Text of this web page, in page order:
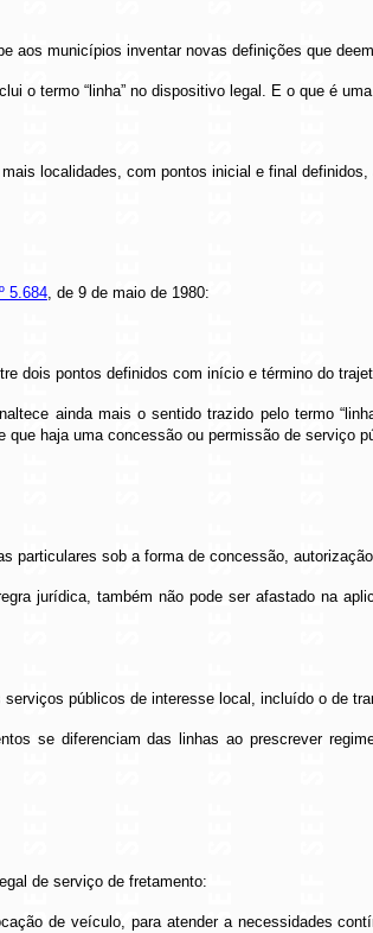
aos municípios inventar novas definições que
o termo “linha” no dispositivo legal. E o que é
localidades, com pontos inicial e final
5.684, de 9 de maio de 1980:
dois pontos definidos com início e término do
ainda mais o sentido trazido pelo termo
que haja uma concessão ou permissão de serviço
particulares sob a forma de concessão,
jurídica, também não pode ser afastado na
públicos de interesse local, incluído o de
se diferenciam das linhas ao prescrever
de serviço de fretamento:
de veículo, para atender a necessidades